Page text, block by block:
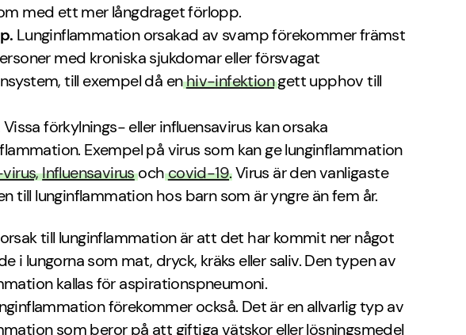
med ett mer långdraget förlopp.
Lunginflammation orsakad av svamp förekommer främst
med kroniska sjukdomar eller försvagat
till exempel då enhiv-infektiongett upphov till
Vissa förkylnings- eller influensavirus kan orsaka
Exempel på virus som kan ge lunginflammation
Influensavirusochcovid-19. Virus är den vanligaste
till lunginflammation hos barn som är yngre än fem år.
orsak till lunginflammation är att det har kommit ner något
i lungorna som mat, dryck, kräks eller saliv. Den typen av
kallas för aspirationspneumoni.
förekommer också. Det är en allvarlig typ av
som beror på att giftiga vätskor eller lösningsmedel